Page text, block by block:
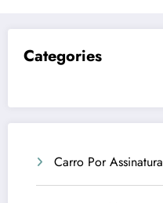
Categories
Carro Por Assinatura